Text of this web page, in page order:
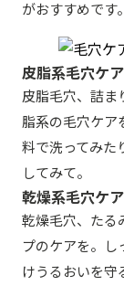
がおすすめです。
皮脂系毛穴ケア
皮脂毛穴、詰ま
脂系の毛穴ケア
料で洗ってみた
してみて。
乾燥系毛穴ケア
乾燥毛穴、たる
プのケアを。し
けうるおいを守